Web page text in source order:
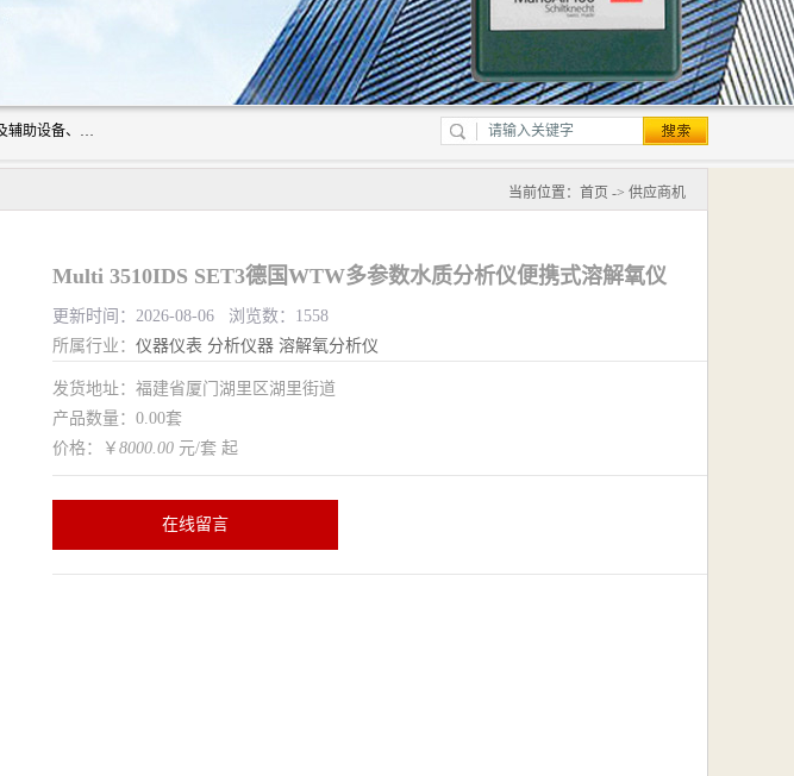
厦门欣锐仪器仪表有限公司成立于2006年，位于厦门市湖里区。公司主营五金产品、电气设备、计算机及辅助设备、通讯设备的批发与零售，同时涉及乐器、照相器材等文化用品的销售。此外，公司还提供通用设备、电气设备、仪器仪表的修理服务，以及信息系统集成、信息技术咨询、数据处理和存储等技术支持。公司致力于为客户提供全面的产品和服务，满足多样化的市场需求。
当前位置： 首页 -> 供应商机
Multi 3510IDS SET3德国WTW多参数水质分析仪便携式溶解氧仪
更新时间：2026-08-06 浏览数：1558
所属行业： 仪器仪表 分析仪器 溶解氧分析仪
发货地址：福建省厦门湖里区湖里街道
产品数量：0.00套
价格：￥ 8000.00 元/套 起
在线留言